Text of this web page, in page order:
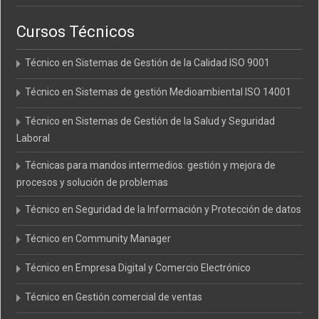
Cursos Técnicos
Técnico en Sistemas de Gestión de la Calidad ISO 9001
Técnico en Sistemas de gestión Medioambiental ISO 14001
Técnico en Sistemas de Gestión de la Salud y Seguridad
Laboral
Técnicas para mandos intermedios: gestión y mejora de
procesos y solución de problemas
Técnico en Seguridad de la Información y Protección de datos
Técnico en Community Manager
Técnico en Empresa Digital y Comercio Electrónico
Técnico en Gestión comercial de ventas